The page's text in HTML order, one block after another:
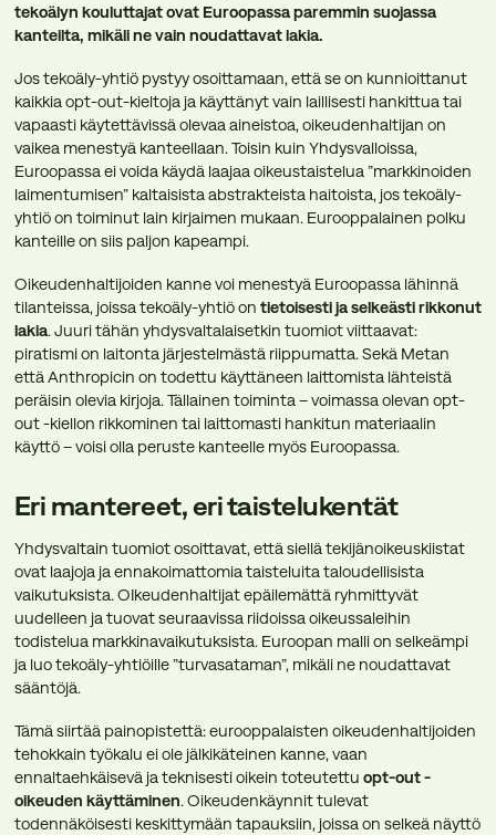
tekoälyn kouluttajat ovat Euroopassa paremmin suojassa
kanteilta, mikäli ne vain noudattavat lakia.
Jos tekoäly-yhtiö pystyy osoittamaan, että se on kunnioittanut
kaikkia opt-out-kieltoja ja käyttänyt vain laillisesti hankittua tai
vapaasti käytettävissä olevaa aineistoa, oikeudenhaltijan on
vaikea menestyä kanteellaan. Toisin kuin Yhdysvalloissa,
Euroopassa ei voida käydä laajaa oikeustaistelua ”markkinoiden
laimentumisen” kaltaisista abstrakteista haitoista, jos tekoäly-
yhtiö on toiminut lain kirjaimen mukaan. Eurooppalainen polku
kanteille on siis paljon kapeampi.
Oikeudenhaltijoiden kanne voi menestyä Euroopassa lähinnä
tilanteissa, joissa tekoäly-yhtiö on tietoisesti ja selkeästi rikkonut
lakia. Juuri tähän yhdysvaltalaisetkin tuomiot viittaavat:
piratismi on laitonta järjestelmästä riippumatta. Sekä Metan
että Anthropicin on todettu käyttäneen laittomista lähteistä
peräisin olevia kirjoja. Tällainen toiminta – voimassa olevan opt-
out -kiellon rikkominen tai laittomasti hankitun materiaalin
käyttö – voisi olla peruste kanteelle myös Euroopassa.
Eri mantereet, eri taistelukentät
Yhdysvaltain tuomiot osoittavat, että siellä tekijänoikeuskiistat
ovat laajoja ja ennakoimattomia taisteluita taloudellisista
vaikutuksista. OIkeudenhaltijat epäilemättä ryhmittyvät
uudelleen ja tuovat seuraavissa riidoissa oikeussaleihin
todistelua markkinavaikutuksista. Euroopan malli on selkeämpi
ja luo tekoäly-yhtiöille ”turvasataman”, mikäli ne noudattavat
sääntöjä.
Tämä siirtää painopistettä: eurooppalaisten oikeudenhaltijoiden
tehokkain työkalu ei ole jälkikäteinen kanne, vaan
ennaltaehkäisevä ja teknisesti oikein toteutettu opt-out -
oikeuden käyttäminen. Oikeudenkäynnit tulevat
todennäköisesti keskittymään tapauksiin, joissa on selkeä näyttö